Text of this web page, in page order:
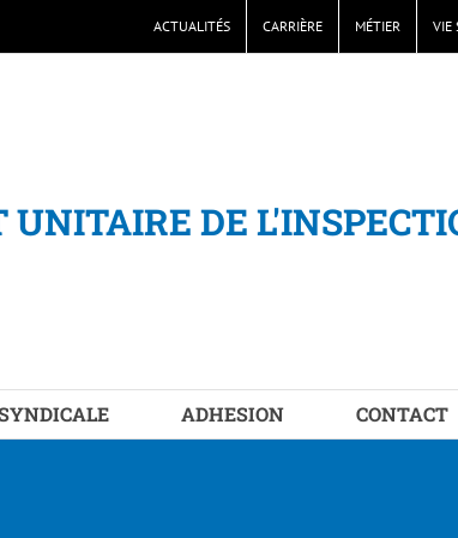
ACTUALITÉS CARRIÈRE MÉTIER VIE
UNITAIRE DE
ADHESION CONTACT